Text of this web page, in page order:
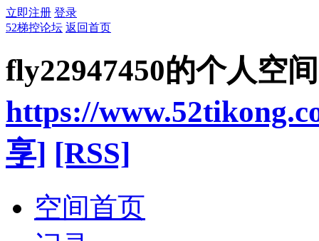
立即注册 登录
52梯控论坛 返回首页
fly22947450的个人空间
https://
享] [RSS]
空间首页